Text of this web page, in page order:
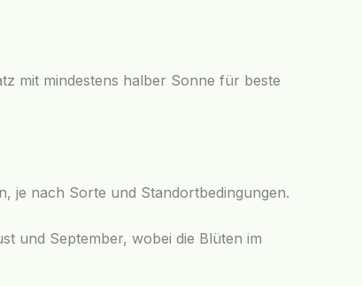
mit mindestens halber Sonne für beste
je nach Sorte und Standortbedingungen.
und September, wobei die Blüten im